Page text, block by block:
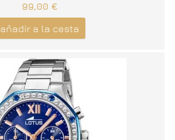
99,00 €
añadir a la cesta